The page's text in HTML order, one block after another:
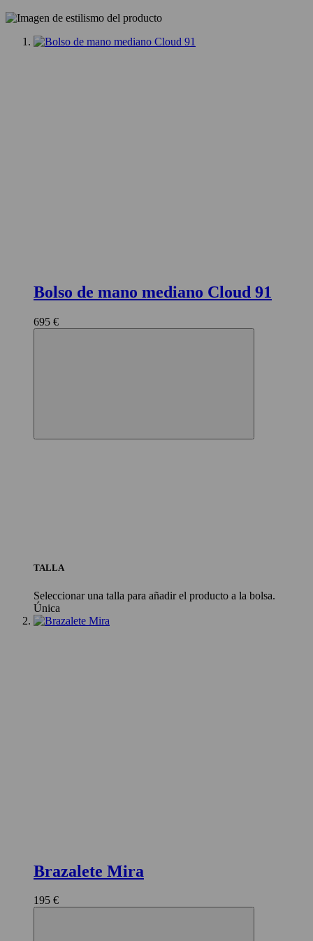
Bolso de mano mediano Cloud 91
695 €
TALLA
Seleccionar una talla para añadir el producto a la bolsa.
Única
Brazalete Mira
195 €